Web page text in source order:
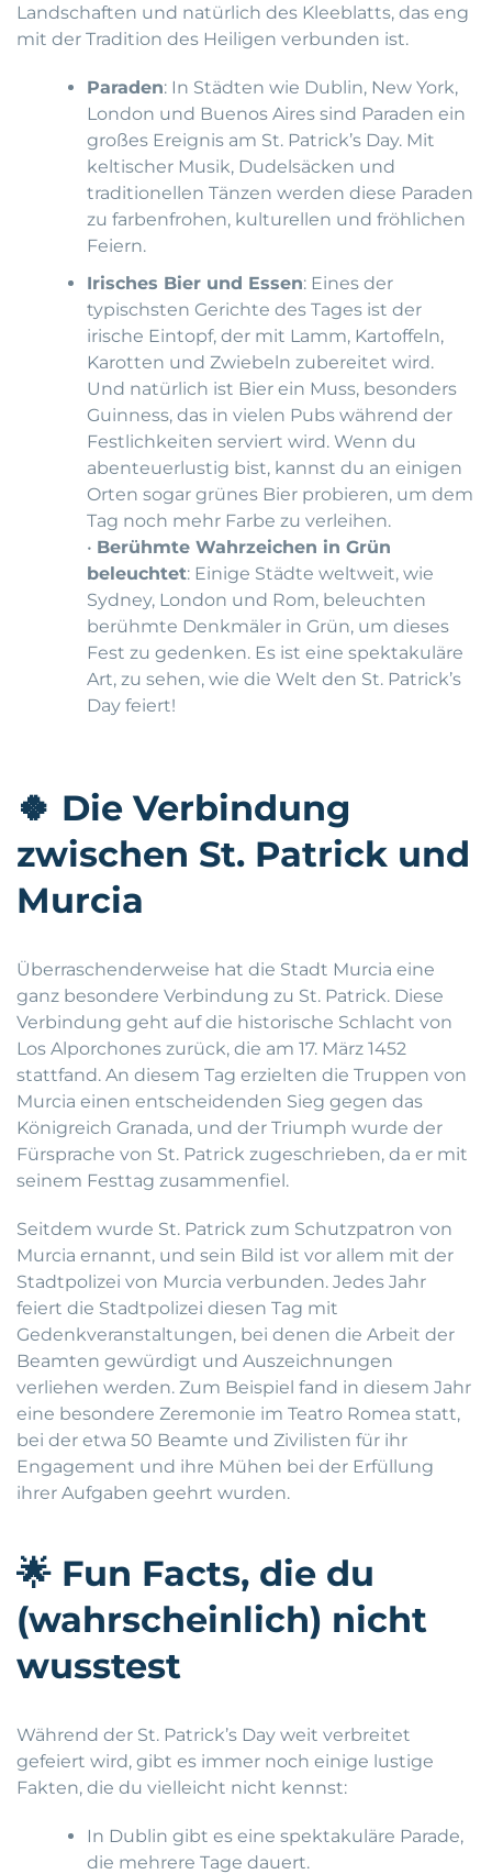
Landschaften und natürlich des Kleeblatts, das eng
mit der Tradition des Heiligen verbunden ist.
Paraden: In Städten wie Dublin, New York,
London und Buenos Aires sind Paraden ein
großes Ereignis am St. Patrick’s Day. Mit
keltischer Musik, Dudelsäcken und
traditionellen Tänzen werden diese Paraden
zu farbenfrohen, kulturellen und fröhlichen
Feiern.
Irisches Bier und Essen: Eines der
typischsten Gerichte des Tages ist der
irische Eintopf, der mit Lamm, Kartoffeln,
Karotten und Zwiebeln zubereitet wird.
Und natürlich ist Bier ein Muss, besonders
Guinness, das in vielen Pubs während der
Festlichkeiten serviert wird. Wenn du
abenteuerlustig bist, kannst du an einigen
Orten sogar grünes Bier probieren, um dem
Tag noch mehr Farbe zu verleihen.
• Berühmte Wahrzeichen in Grün
beleuchtet: Einige Städte weltweit, wie
Sydney, London und Rom, beleuchten
berühmte Denkmäler in Grün, um dieses
Fest zu gedenken. Es ist eine spektakuläre
Art, zu sehen, wie die Welt den St. Patrick’s
Day feiert!
🍀 Die Verbindung
zwischen St. Patrick und
Murcia
Überraschenderweise hat die Stadt Murcia eine
ganz besondere Verbindung zu St. Patrick. Diese
Verbindung geht auf die historische Schlacht von
Los Alporchones zurück, die am 17. März 1452
stattfand. An diesem Tag erzielten die Truppen von
Murcia einen entscheidenden Sieg gegen das
Königreich Granada, und der Triumph wurde der
Fürsprache von St. Patrick zugeschrieben, da er mit
seinem Festtag zusammenfiel.
Seitdem wurde St. Patrick zum Schutzpatron von
Murcia ernannt, und sein Bild ist vor allem mit der
Stadtpolizei von Murcia verbunden. Jedes Jahr
feiert die Stadtpolizei diesen Tag mit
Gedenkveranstaltungen, bei denen die Arbeit der
Beamten gewürdigt und Auszeichnungen
verliehen werden. Zum Beispiel fand in diesem Jahr
eine besondere Zeremonie im Teatro Romea statt,
bei der etwa 50 Beamte und Zivilisten für ihr
Engagement und ihre Mühen bei der Erfüllung
ihrer Aufgaben geehrt wurden.
🌟 Fun Facts, die du
(wahrscheinlich) nicht
wusstest
Während der St. Patrick’s Day weit verbreitet
gefeiert wird, gibt es immer noch einige lustige
Fakten, die du vielleicht nicht kennst:
In Dublin gibt es eine spektakuläre Parade,
die mehrere Tage dauert.